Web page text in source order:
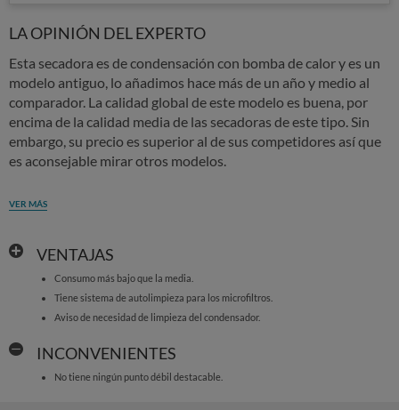
LA OPINIÓN DEL EXPERTO
Esta secadora es de condensación con bomba de calor y es un
modelo antiguo, lo añadimos hace más de un año y medio al
comparador. La calidad global de este modelo es buena, por
encima de la calidad media de las secadoras de este tipo. Sin
embargo, su precio es superior al de sus competidores así que
es aconsejable mirar otros modelos.
VER MÁS
VENTAJAS
Consumo más bajo que la media.
Tiene sistema de autolimpieza para los microfiltros.
Aviso de necesidad de limpieza del condensador.
INCONVENIENTES
No tiene ningún punto débil destacable.